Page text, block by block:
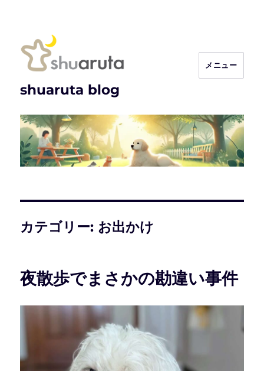
shuaruta blog
メニュー
カテゴリー: お出かけ
夜散歩でまさかの勘違い事件